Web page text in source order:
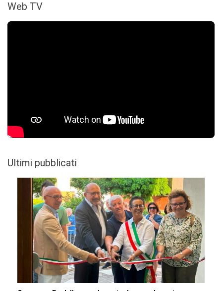
Web TV
Ultimi pubblicati